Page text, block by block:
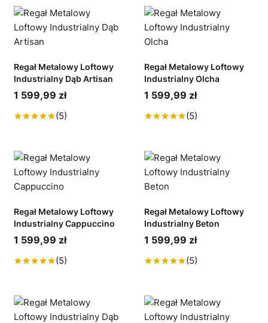
Regał Metalowy Loftowy
Industrialny Dąb Artisan
1 599,99 zł
(5)
Regał Metalowy Loftowy
Industrialny Olcha
1 599,99 zł
(5)
Regał Metalowy Loftowy
Industrialny Cappuccino
1 599,99 zł
(5)
Regał Metalowy Loftowy
Industrialny Beton
1 599,99 zł
(5)